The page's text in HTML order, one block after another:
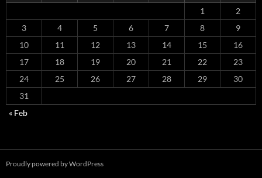
1
2
3
4 5 6 7 8
9
10
11 12 13 14 15
16
17
18 19 20 21 22
23
24
25 26 27 28 29
30
31
« Feb
Proudly powered by WordPress